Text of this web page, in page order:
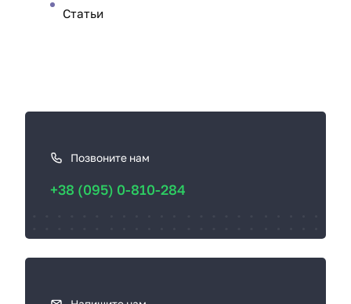
Статьи
з
а
Позвоните нам
+38 (095) 0-810-284